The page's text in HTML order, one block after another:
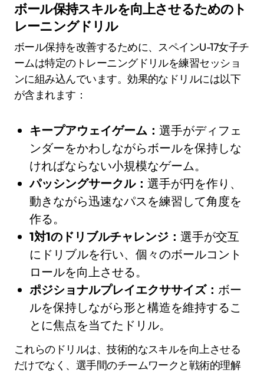
ボール保持スキルを向上させるためのト
レーニングドリル
ボール保持を改善するために、スペインU-17女子チ
ームは特定のトレーニングドリルを練習セッショ
ンに組み込んでいます。効果的なドリルには以下
が含まれます：
キープアウェイゲーム： 選手がディフェ
ンダーをかわしながらボールを保持しな
ければならない小規模なゲーム。
パッシングサークル： 選手が円を作り、
動きながら迅速なパスを練習して角度を
作る。
1対1のドリブルチャレンジ： 選手が交互
にドリブルを行い、個々のボールコント
ロールを向上させる。
ポジショナルプレイエクササイズ： ボー
ルを保持しながら形と構造を維持するこ
とに焦点を当てたドリル。
これらのドリルは、技術的なスキルを向上させる
だけでなく、選手間のチームワークと戦術的理解